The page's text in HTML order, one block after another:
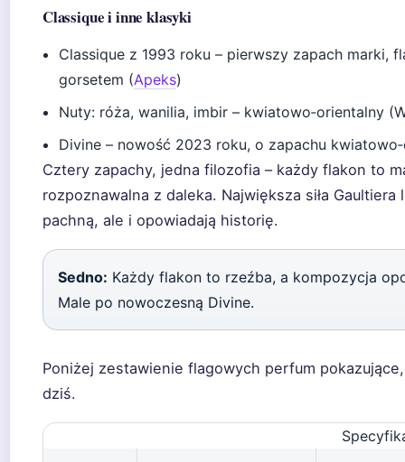
Classique i inne klasyki
Classique z 1993 roku – pierwszy zapach marki,
gorsetem (Apeks)
Nuty: róża, wanilia, imbir – kwiatowo‑orientalny
Divine – nowość 2023 roku, o zapachu
Cztery zapachy, jedna filozofia – każdy flakon to
rozpoznawalna z daleka. Największa siła
pachną, ale i opowiadają historię.
Sedno: Każdy flakon to rzeźba, a kompozycja
Male po nowoczesną Divine.
Poniżej zestawienie flagowych perfum
dziś.